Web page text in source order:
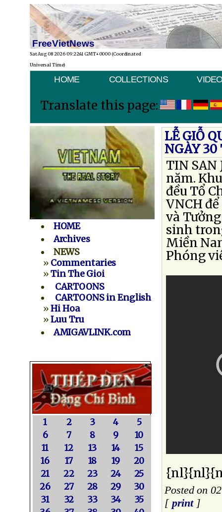
FreeVietNews
Sat Aug 08 2026 09:22:41 GMT+0000 (Coordinated
Universal Time)
HOME COLLECTIONS
Translate this page:
HOME
Archives
NEWS
» Commentaries
»Tin The Gioi
CARTOONS
CARTOONS in English
»Hi Hoa
»Luu Tru
AMIGAVLINK.com
1 2 3 4
5
6
7 8 9
10
11
12 13 14
15
16
17 18 19
20
21
22 23 24
25
26
27 28 29
30
31
32 33 34
35
LỄ GIỖ
NGÀY
TIN SAN
năm.
đều Tổ
VNCH
và
sinh
Miền
Phóng
Posted on
[ print]